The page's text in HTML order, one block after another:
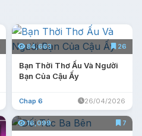
84,663 26
Bạn Thời Thơ Ấu Và Người
Bạn Của Cậu Ấy
Chap 6 26/04/2026
16,099 7